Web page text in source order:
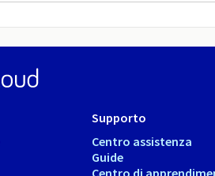
Supporto
Centro assistenza
Guide
Centro di